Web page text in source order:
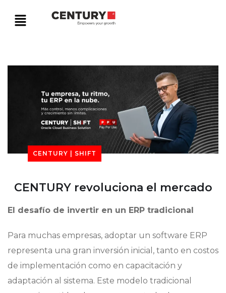
CENTURY | SHIFT
CENTURY revoluciona el mercado
El desafío de invertir en un ERP tradicional
Para muchas empresas, adoptar un software ERP
representa una gran inversión inicial, tanto en costos
de implementación como en capacitación y
adaptación al sistema. Este modelo tradicional